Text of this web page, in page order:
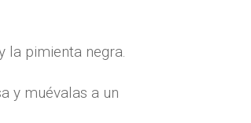
la pimienta negra.
y muévalas a un